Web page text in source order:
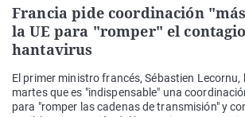
Francia pide coordinación
la UE para "romper" el
hantavirus
El primer ministro francés, Sébastien
martes que es "indispensable" una
para "romper las cadenas de transmisión" y